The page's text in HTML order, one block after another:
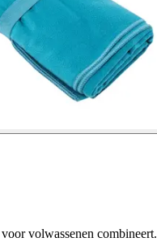
volwassenen combineert.